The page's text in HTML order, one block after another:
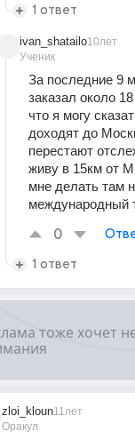
1 ответ
ivan_shatailo
Ученик
10лет
За последние 9
заказал около
что я могу
доходят до
перестают
живу в 15км от
мне делать там
международный
0
1 ответ
zloi_kloun
Оракул
11лет